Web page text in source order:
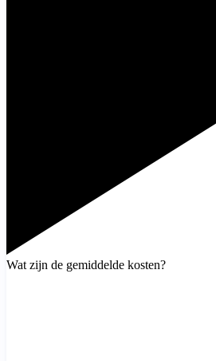
Wat zijn de gemiddelde kosten?